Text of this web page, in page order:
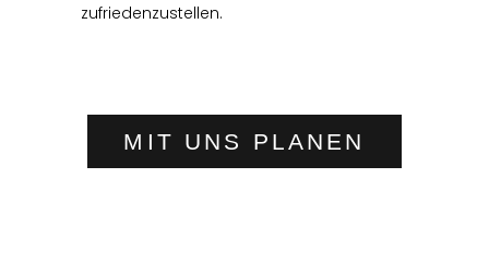
zufriedenzustellen.
MIT UNS PLANEN